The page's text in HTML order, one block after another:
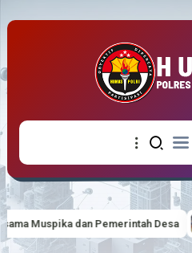
Desa MERIAHKAN HUT RI KE-